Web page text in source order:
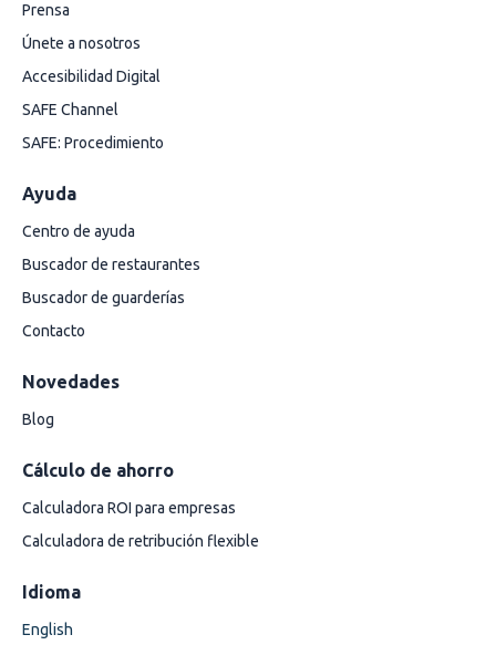
Prensa
Únete a nosotros
Accesibilidad Digital
SAFE Channel
SAFE: Procedimiento
Ayuda
Centro de ayuda
Buscador de restaurantes
Buscador de guarderías
Contacto
Novedades
Blog
Cálculo de ahorro
Calculadora ROI para empresas
Calculadora de retribución flexible
Idioma
English